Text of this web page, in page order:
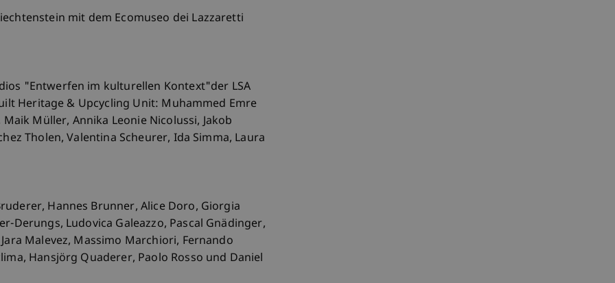
mit dem Ecomuseo dei Lazzaretti
"Entwerfen im kulturellen Kontext"der LSA
Heritage & Upcycling Unit: Muhammed Emre
Müller, Annika Leonie Nicolussi, Jakob
Tholen, Valentina Scheurer, Ida Simma, Laura
Hannes Brunner, Alice Doro, Giorgia
Derungs, Ludovica Galeazzo, Pascal Gnädinger,
Malevez, Massimo Marchiori, Fernando
Hansjörg Quaderer, Paolo Rosso und Daniel